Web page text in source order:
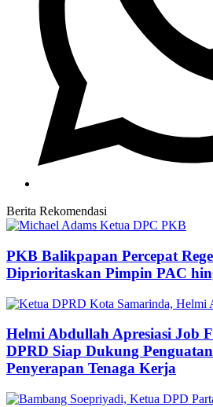
Berita Rekomendasi
PKB Balikpapan Percepat
Diprioritaskan Pimpin PAC
Helmi Abdullah Apresiasi Job
DPRD Siap Dukung
Penyerapan Tenaga Kerja